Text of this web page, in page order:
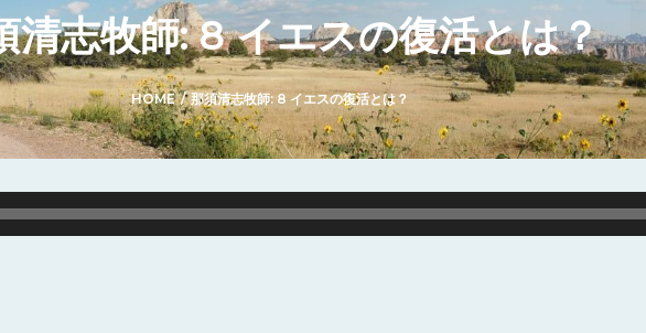
清志牧師: 8 イエスの復活とは？
HOME/那須清志牧師: 8 イエスの復活とは？